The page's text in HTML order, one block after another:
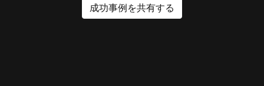
成功事例を共有する